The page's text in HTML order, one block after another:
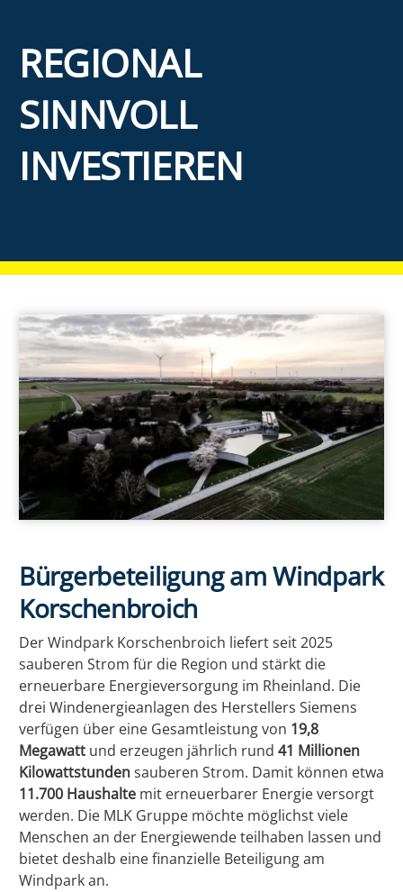
EE Text
REGIONAL
SINNVOLL
INVESTIEREN
EE Text
Bürgerbeteiligung am Windpark
Korschenbroich
Der Windpark Korschenbroich liefert seit 2025
sauberen Strom für die Region und stärkt die
erneuerbare Energieversorgung im Rheinland. Die
drei Windenergieanlagen des Herstellers Siemens
verfügen über eine Gesamtleistung von 19,8
Megawatt und erzeugen jährlich rund 41 Millionen
Kilowattstundensauberen Strom. Damit können etwa
11.700 Haushalte mit erneuerbarer Energie versorgt
werden. Die MLK Gruppe möchte möglichst viele
Menschen an der Energiewende teilhaben lassen und
bietet deshalb eine finanzielle Beteiligung am
Windpark an.